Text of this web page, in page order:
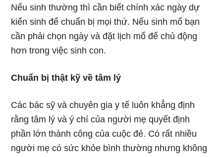
Nếu sinh thường thì cần biết chính xác ngày dự
kiến sinh để chuẩn bị mọi thứ. Nếu sinh mổ bạn
cần phải chọn ngày và đặt lịch mổ để chủ động
hơn trong việc sinh con.
Chuẩn bị thật kỹ về tâm lý
Các bác sỹ và chuyên gia y tế luôn khẳng định
rằng tâm lý và ý chí của người mẹ quyết định
phần lớn thành công của cuộc đẻ. Có rất nhiều
người mẹ có sức khỏe bình thường nhưng không